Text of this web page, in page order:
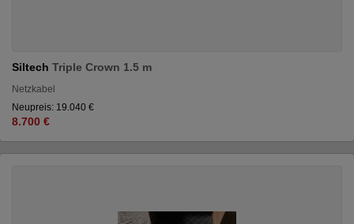
Siltech Triple Crown 1.5 m
Netzkabel
Neupreis: 19.040 €
8.700 €